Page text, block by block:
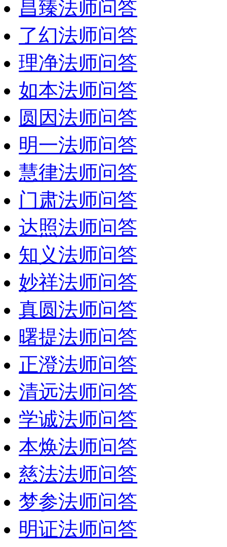
昌臻法师问答
了幻法师问答
理净法师问答
如本法师问答
圆因法师问答
明一法师问答
慧律法师问答
门肃法师问答
达照法师问答
知义法师问答
妙祥法师问答
真圆法师问答
曙提法师问答
正澄法师问答
清远法师问答
学诚法师问答
本焕法师问答
慈法法师问答
梦参法师问答
明证法师问答